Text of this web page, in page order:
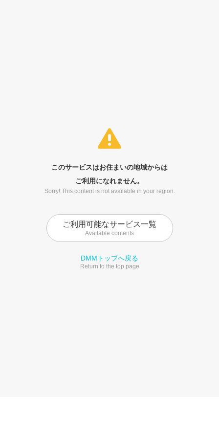
このサービスはお住まいの地域からは
ご利用になれません。
Sorry! This content is not available in your region.
ご利用可能なサービス一覧
Available contents
DMMトップへ戻る
Return to the top page